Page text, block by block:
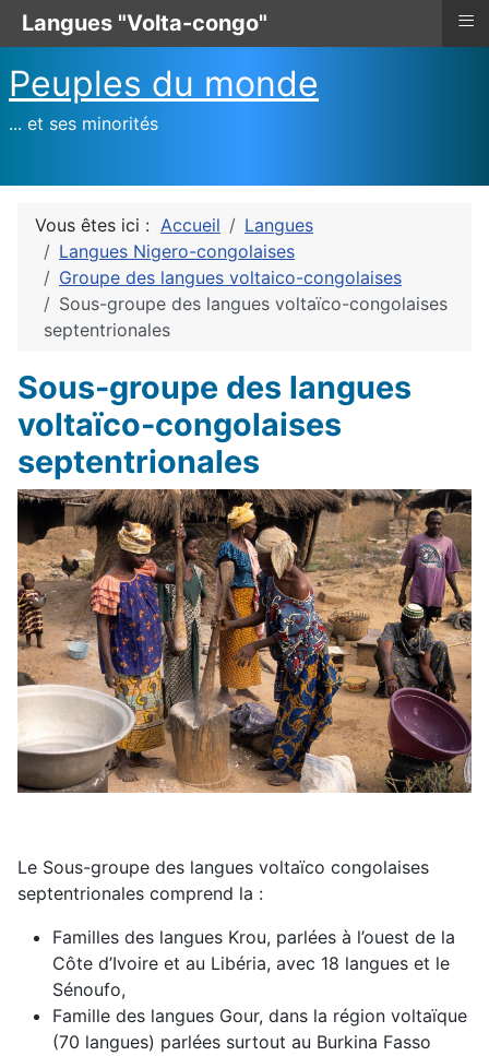
Peuples du monde
... et ses minorités
Vous êtes ici : Accueil
Langues
Langues Nigero-congolaises
Groupe des langues voltaico-congolaises
Sous-groupe des langues voltaïco-congolaises
septentrionales
Sous-groupe des langues
voltaïco-congolaises
septentrionales
Le Sous-groupe des langues voltaïco congolaises
septentrionales comprend la :
Familles des langues Krou, parlées à l’ouest de la
Côte d’Ivoire et au Libéria, avec 18 langues et le
Sénoufo,
Famille des langues Gour, dans la région voltaïque
(70 langues) parlées surtout au Burkina Fasso
Langues "Volta-congo" ≡